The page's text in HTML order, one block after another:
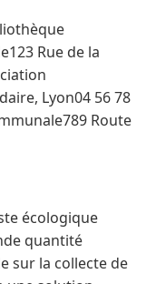
Rue de la
Lyon04 56 78
Route
écologique
quantité
sur la collecte de